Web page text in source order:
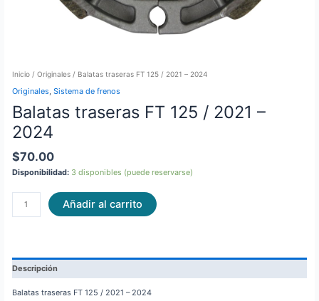
Inicio/ Originales/ Balatas traseras FT 125 / 2021 – 2024
Originales, Sistema de frenos
Balatas traseras FT 125 / 2021 –
2024
$70.00
Disponibilidad: 3 disponibles (puede reservarse)
Añadir al carrito
Descripción
Balatas traseras FT 125 / 2021 – 2024